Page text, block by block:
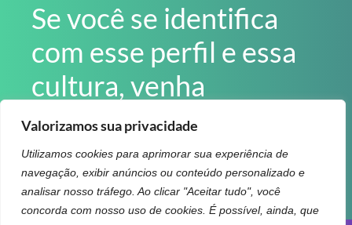
Valorizamos sua privacidade
Utilizamos cookies para aprimorar sua experiência de
navegação, exibir anúncios ou conteúdo personalizado e
analisar nosso tráfego. Ao clicar "Aceitar tudo", você
concorda com nosso uso de cookies. É possível, ainda, que
Se você se identifica
com esse perfil e essa
cultura, venha
trabalhar com a gente!
Confira nossas vagas